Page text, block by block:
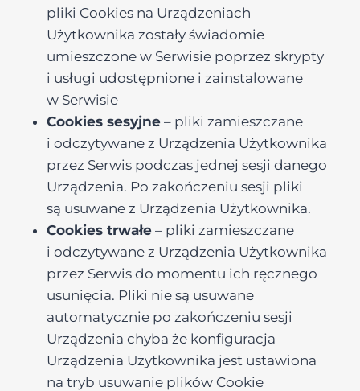
pliki Cookies na Urządzeniach
Użytkownika zostały świadomie
umieszczone w Serwisie poprzez skrypty
i usługi udostępnione i zainstalowane
w Serwisie
Cookies sesyjne – pliki zamieszczane
i odczytywane z Urządzenia Użytkownika
przez Serwis podczas jednej sesji danego
Urządzenia. Po zakończeniu sesji pliki
są usuwane z Urządzenia Użytkownika.
Cookies trwałe – pliki zamieszczane
i odczytywane z Urządzenia Użytkownika
przez Serwis do momentu ich ręcznego
usunięcia. Pliki nie są usuwane
automatycznie po zakończeniu sesji
Urządzenia chyba że konfiguracja
Urządzenia Użytkownika jest ustawiona
na tryb usuwanie plików Cookie